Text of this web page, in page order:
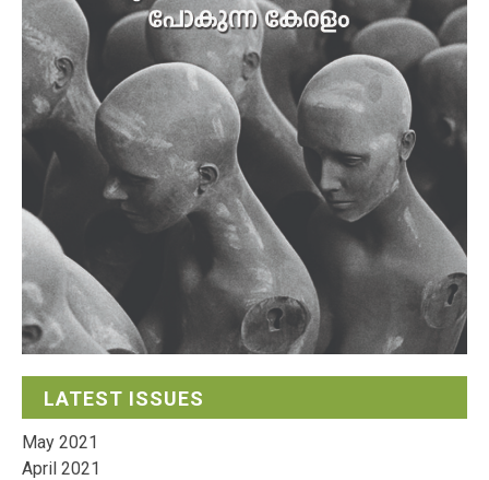
LATEST ISSUES
May 2021
April 2021